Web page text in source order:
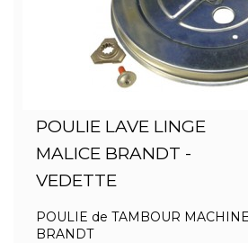
POULIE LAVE LINGE
MALICE BRANDT -
VEDETTE
POULIE de TAMBOUR
BRANDT